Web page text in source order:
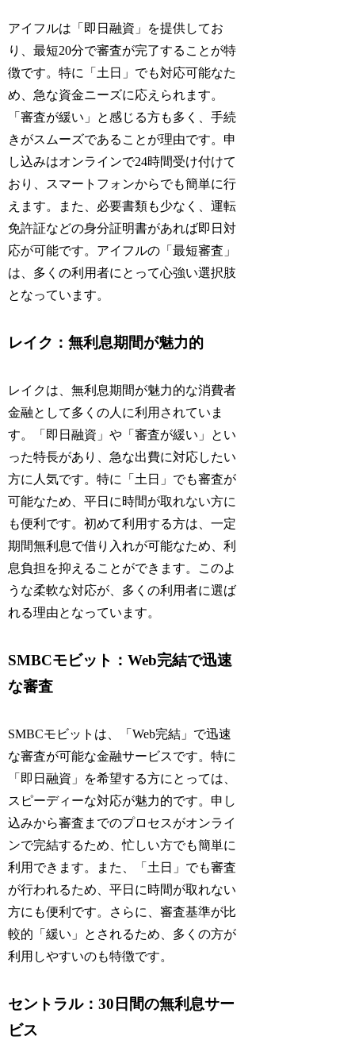
アイフルは「即日融資」を提供してお
り、最短20分で審査が完了することが特
徴です。特に「土日」でも対応可能なた
め、急な資金ニーズに応えられます。
「審査が緩い」と感じる方も多く、手続
きがスムーズであることが理由です。申
し込みはオンラインで24時間受け付けて
おり、スマートフォンからでも簡単に行
えます。また、必要書類も少なく、運転
免許証などの身分証明書があれば即日対
応が可能です。アイフルの「最短審査」
は、多くの利用者にとって心強い選択肢
となっています。
レイク：無利息期間が魅力的
レイクは、無利息期間が魅力的な消費者
金融として多くの人に利用されていま
す。「即日融資」や「審査が緩い」とい
った特長があり、急な出費に対応したい
方に人気です。特に「土日」でも審査が
可能なため、平日に時間が取れない方に
も便利です。初めて利用する方は、一定
期間無利息で借り入れが可能なため、利
息負担を抑えることができます。このよ
うな柔軟な対応が、多くの利用者に選ば
れる理由となっています。
SMBCモビット：Web完結で迅速
な審査
SMBCモビットは、「Web完結」で迅速
な審査が可能な金融サービスです。特に
「即日融資」を希望する方にとっては、
スピーディーな対応が魅力的です。申し
込みから審査までのプロセスがオンライ
ンで完結するため、忙しい方でも簡単に
利用できます。また、「土日」でも審査
が行われるため、平日に時間が取れない
方にも便利です。さらに、審査基準が比
較的「緩い」とされるため、多くの方が
利用しやすいのも特徴です。
セントラル：30日間の無利息サー
ビス